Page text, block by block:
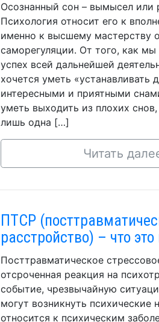
Осознанный сон – вымысел или
Психология относит его к
именно к высшему мастерству
саморегуляции. От того, как мы
успех всей дальнейшей
хочется уметь «устанавливать
интересными и приятными
уметь выходить из плохих
лишь одна […]
Читать
ПТСР
расстройство) – что
Посттравматическое
отсроченная реакция на
событие, чрезвычайную
могут возникнуть психические
относится к психическим